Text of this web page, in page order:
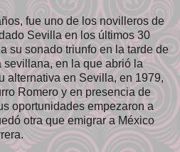
fue uno de los novilleros de
Sevilla en los últimos 30
su sonado triunfo en la tarde de
sevillana, en la que abrió la
alternativa en Sevilla, en 1979,
Romero y en presencia de
oportunidades empezaron a
otra que emigrar a México